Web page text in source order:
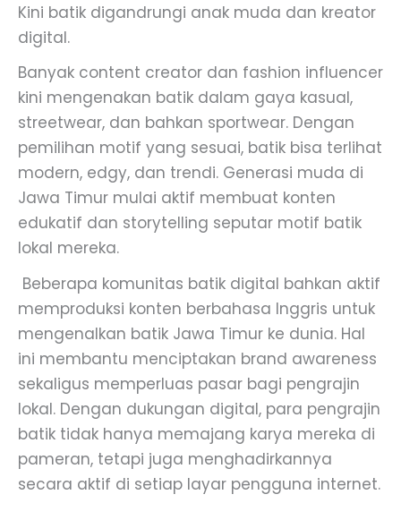
Kini batik digandrungi anak muda dan kreator
digital.
Banyak content creator dan fashion influencer
kini mengenakan batik dalam gaya kasual,
streetwear, dan bahkan sportwear. Dengan
pemilihan motif yang sesuai, batik bisa terlihat
modern, edgy, dan trendi. Generasi muda di
Jawa Timur mulai aktif membuat konten
edukatif dan storytelling seputar motif batik
lokal mereka.
Beberapa komunitas batik digital bahkan aktif
memproduksi konten berbahasa Inggris untuk
mengenalkan batik Jawa Timur ke dunia. Hal
ini membantu menciptakan brand awareness
sekaligus memperluas pasar bagi pengrajin
lokal. Dengan dukungan digital, para pengrajin
batik tidak hanya memajang karya mereka di
pameran, tetapi juga menghadirkannya
secara aktif di setiap layar pengguna internet.